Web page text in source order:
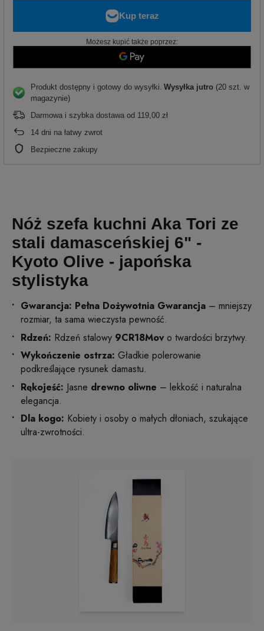
Możesz kupić także poprzez:
Produkt dostępny i gotowy do wysyłki Wysyłka jutro (20 szt. w
magazynie)
Darmowa i szybka dostawa od 119,00 zł
14 dni na łatwy zwrot
Bezpieczne zakupy
Nóż szefa kuchni Aka Tori ze
stali damasceńskiej 6" -
Kyoto Olive - japońska
stylistyka
Gwarancja: Pełna Dożywotnia Gwarancja – mniejszy
rozmiar, ta sama wieczysta pewność.
Rdzeń: Rdzeń stalowy 9CR18Movo twardości brzytwy.
Wykończenie ostrza: Gładkie polerowanie
podkreślające rysunek damastu.
Rękojeść: Jasne drewno oliwne – lekkość i naturalna
elegancja.
Dla kogo: Kobiety i osoby o małych dłoniach, szukające
ultra-zwrotności.